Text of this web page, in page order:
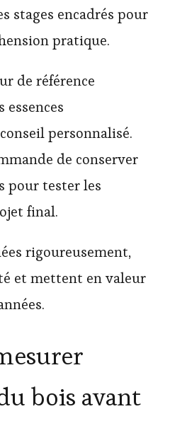
stages encadrés pour
pratique.
de référence
essences
personnalisé.
de conserver
pour tester les
final.
rigoureusement,
et mettent en valeur
bois avant